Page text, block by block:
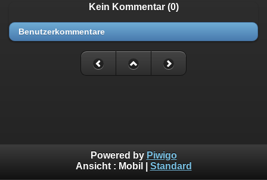
Kein Kommentar (0)
Benutzerkommentare
Powered by Piwigo
Ansicht : Mobil Standard